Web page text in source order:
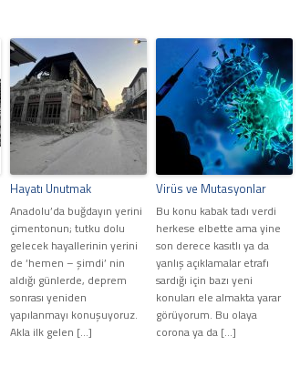
Hayatı Unutmak
Anadolu’da buğdayın yerini
çimentonun; tutku dolu
gelecek hayallerinin yerini
de ‘hemen – şimdi’ nin
aldığı günlerde, deprem
sonrası yeniden
yapılanmayı konuşuyoruz.
Akla ilk gelen […]
Virüs ve Mutasyonlar
Bu konu kabak tadı verdi
herkese elbette ama yine
son derece kasıtlı ya da
yanlış açıklamalar etrafı
sardığı için bazı yeni
konuları ele almakta yarar
görüyorum. Bu olaya
corona ya da […]